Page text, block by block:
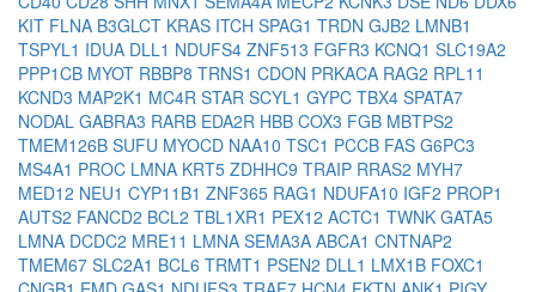
KIT FLNA B3GLCT KRAS ITCH SPAG1 TRDN GJB2 LMNB1
TSPYL1 IDUA DLL1 NDUFS4 ZNF513 FGFR3 KCNQ1 SLC19A2
PPP1CB MYOT RBBP8 TRNS1 CDON PRKACA RAG2 RPL11
KCND3 MAP2K1 MC4R STAR SCYL1 GYPC TBX4 SPATA7
NODAL GABRA3 RARB EDA2R HBB COX3 FGB MBTPS2
TMEM126B SUFU MYOCD NAA10 TSC1 PCCB FAS G6PC3
MS4A1 PROC LMNA KRT5 ZDHHC9 TRAIP RRAS2 MYH7
MED12 NEU1 CYP11B1 ZNF365 RAG1 NDUFA10 IGF2 PROP1
AUTS2 FANCD2 BCL2 TBL1XR1 PEX12 ACTC1 TWNK GATA5
LMNA DCDC2 MRE11 LMNA SEMA3A ABCA1 CNTNAP2
TMEM67 SLC2A1 BCL6 TRMT1 PSEN2 DLL1 LMX1B FOXC1